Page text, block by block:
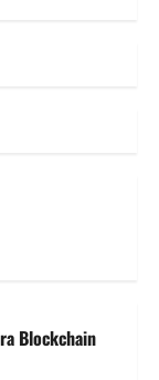
Blockchain